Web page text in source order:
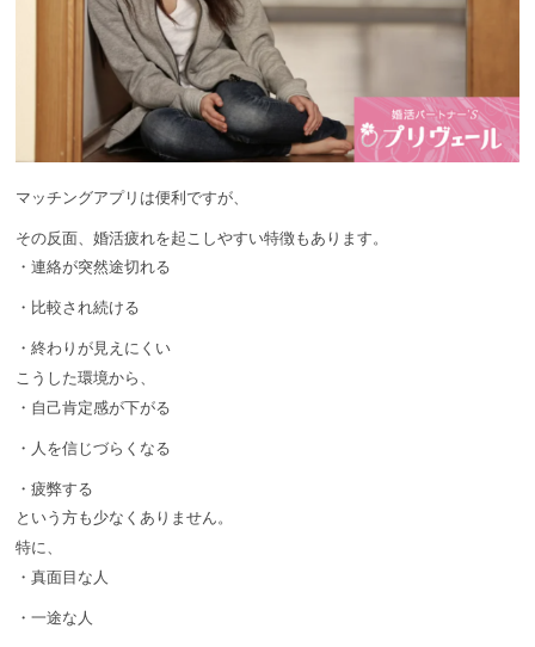
マッチングアプリは便利ですが、
その反面、婚活疲れを起こしやすい特徴もあります。
・連絡が突然途切れる
・比較され続ける
・終わりが見えにくい
こうした環境から、
・自己肯定感が下がる
・人を信じづらくなる
・疲弊する
という方も少なくありません。
特に、
・真面目な人
・一途な人